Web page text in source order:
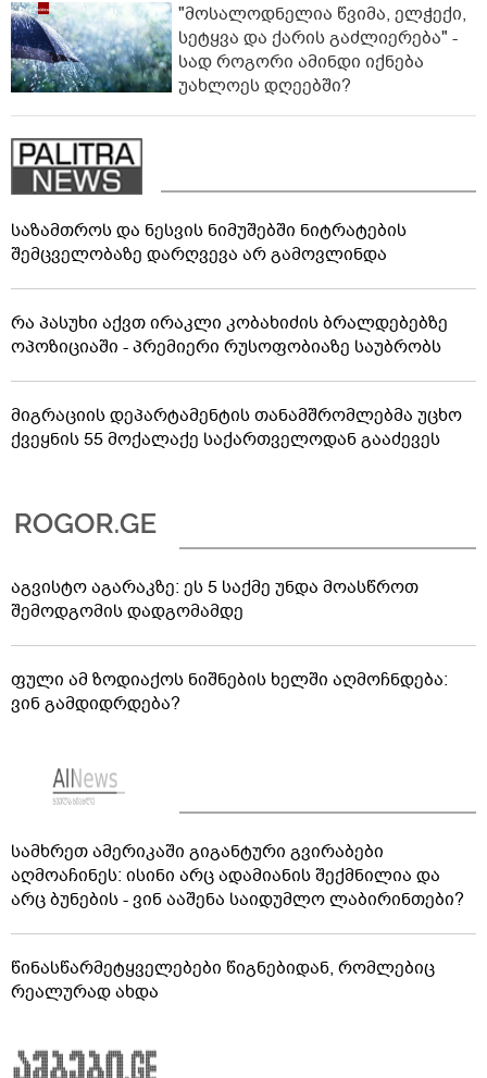
"მოსალოდნელია წვიმა, ელჭექი,
სეტყვა და ქარის გაძლიერება" -
სად როგორი ამინდი იქნება
უახლოეს დღეებში?
საზამთროს და ნესვის ნიმუშებში ნიტრატების
შემცველობაზე დარღვევა არ გამოვლინდა
რა პასუხი აქვთ ირაკლი კობახიძის ბრალდებებზე
ოპოზიციაში - პრემიერი რუსოფობიაზე საუბრობს
მიგრაციის დეპარტამენტის თანამშრომლებმა უცხო
ქვეყნის 55 მოქალაქე საქართველოდან გააძევეს
აგვისტო აგარაკზე: ეს 5 საქმე უნდა მოასწროთ
შემოდგომის დადგომამდე
ფული ამ ზოდიაქოს ნიშნების ხელში აღმოჩნდება:
ვინ გამდიდრდება?
სამხრეთ ამერიკაში გიგანტური გვირაბები
აღმოაჩინეს: ისინი არც ადამიანის შექმნილია და
არც ბუნების - ვინ ააშენა საიდუმლო ლაბირინთები?
წინასწარმეტყველებები წიგნებიდან, რომლებიც
რეალურად ახდა